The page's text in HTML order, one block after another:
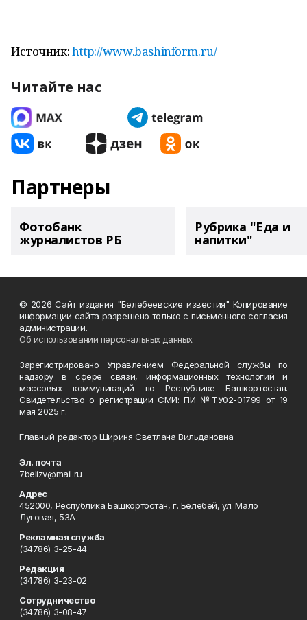
Источник:http://www.bashinform.ru/
Читайте нас
Партнеры
Фотобанк
журналистов РБ
Рубрика "Еда и
напитки"
© 2026 Сайт издания "Белебеевские известия" Копирование
информации сайта разрешено только с письменного согласия
администрации.
Об использовании персональных данных
Зарегистрировано Управлением Федеральной службы по
надзору в сфере связи, информационных технологий и
массовых коммуникаций по Республике Башкортостан.
Свидетельство о регистрации СМИ: ПИ №ТУ02-01799 от 19
мая 2025 г.
Главный редактор Шириня Светлана Вильдановна
Эл. почта
7belizv@mail.ru
Адрес
452000, Республика Башкортостан, г. Белебей, ул. Мало
Луговая, 53А
Рекламная служба
(34786) 3-25-44
Редакция
(34786) 3-23-02
Сотрудничество
(34786) 3-08-47